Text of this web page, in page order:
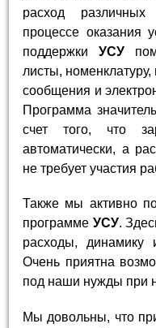
расход
процессе оказания
поддержки УСУ
листы,
сообщения и
Программа
счет того, что
автоматически, а
не требует участия
Также мы активно
программе УСУ.
расходы, динамику
Очень приятна
под наши нужды при
Мы довольны, что